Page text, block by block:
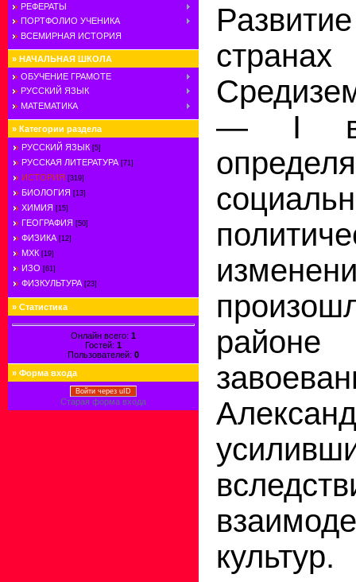
РЕФЕРАТЫ
ПОРТФОЛИО УЧЕНИКА
ВСЕМИРНАЯ ИСТОРИЯ
» НАЧАЛЬНАЯ ШКОЛА
ОБУЧЕНИЕ ГРАМОТЕ
РУССКИЙ ЯЗЫК
МАТЕМАТИКА
» Категории раздела
РУССКИЙ ЯЗЫК [5]
РУССКАЯ ЛИТЕРАТУРА [71]
ИСТОРИЯ [319]
БИОЛОГИЯ [13]
ХИМИЯ [15]
ГЕОГРАФИЯ [50]
ФИЗИКА [12]
МХК [19]
ИЗО [61]
ФИЗКУЛЬТУРА [23]
» Статистика
Онлайн всего: 1
Гостей: 1
Пользователей: 0
» Форма входа
Войти через uID
Старая форма входа
— I
культур.